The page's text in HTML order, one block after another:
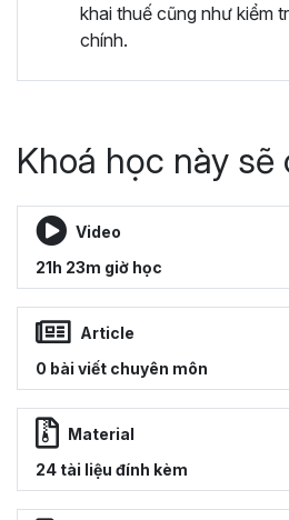
khai thuế cũng như kiểm
chính.
Khoá học này sẽ
Video
21h 23m giờ học
Article
0 bài viết chuyên môn
Material
24 tài liệu đính kèm